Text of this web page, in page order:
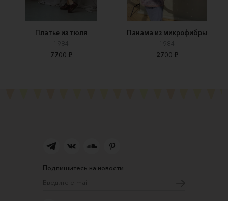
Платье из тюля
- 1984 -
7700 ₽
Панама из микрофибры
- 1984 -
2700 ₽
Подпишитесь на новости